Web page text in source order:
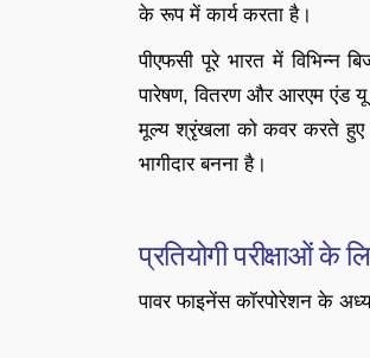
के रूप में कार्य करता है।
पीएफसी पूरे भारत में विभिन्न
पारेषण, वितरण और आरएम एंड यू
मूल्य श्रृंखला को कवर करते हुए
भागीदार बनना है।
प्रतियोगी परीक्षाओं के
पावर फाइनेंस कॉरपोरेशन के